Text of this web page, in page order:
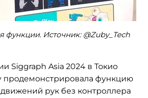
функции. Источник: @Zuby_Tech
Siggraph Asia 2024 в Токио
продемонстрировала функцию
рук без контроллера